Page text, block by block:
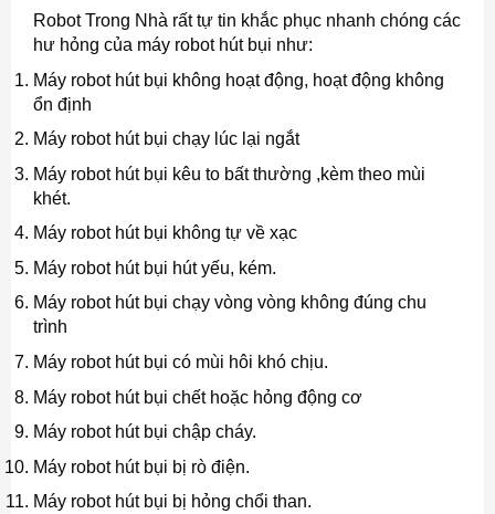
Robot Trong Nhà rất tự tin khắc phục nhanh chóng các
hư hỏng của máy robot hút bụi như:
Máy robot hút bụi không hoạt động, hoạt động không
ổn định
Máy robot hút bụi chạy lúc lại ngắt
Máy robot hút bụi kêu to bất thường ,kèm theo mùi
khét.
Máy robot hút bụi không tự về xạc
Máy robot hút bụi hút yếu, kém.
Máy robot hút bụi chạy vòng vòng không đúng chu
trình
Máy robot hút bụi có mùi hôi khó chịu.
Máy robot hút bụi chết hoặc hỏng động cơ
Máy robot hút bụi chập cháy.
Máy robot hút bụi bị rò điện.
Máy robot hút bụi bị hỏng chổi than.